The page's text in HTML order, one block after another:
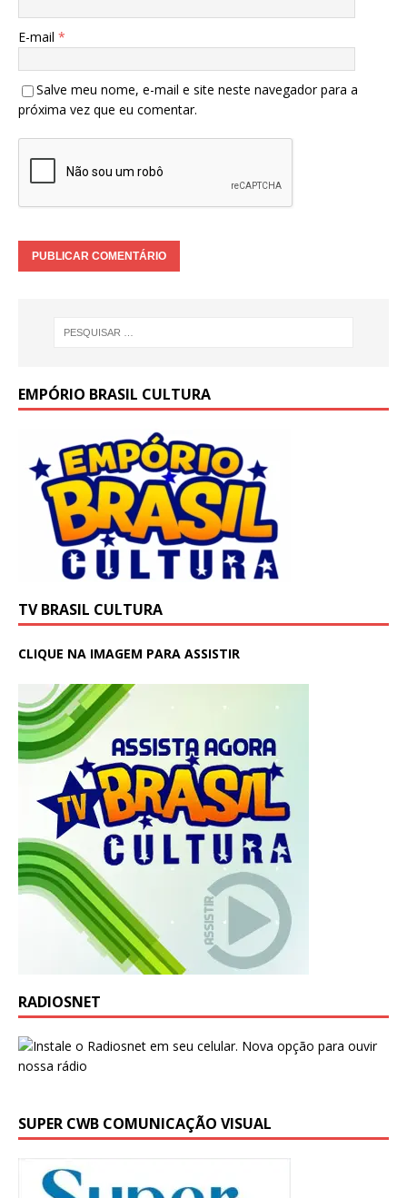
E-mail *
Salve meu nome, e-mail e site neste navegador para a
próxima vez que eu comentar.
EMPÓRIO BRASIL CULTURA
TV BRASIL CULTURA
CLIQUE NA IMAGEM PARA ASSISTIR
RADIOSNET
SUPER CWB COMUNICAÇÃO VISUAL